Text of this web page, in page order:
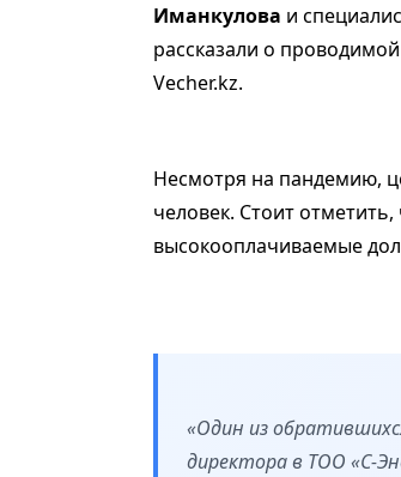
Иманкулова и
рассказали о
Vecher.kz.
Несмотря на пандемию,
человек. Стоит
высокооплачиваемые
«Один из
директора в ТОО «С-